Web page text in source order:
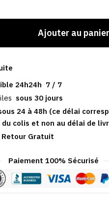
Ajouter au panier
24h24h 7 / 7
sous 30 jours
24 à 48h (ce délai
colis et non au délai de
Retour Gratuit
Paiement 100% Sécurisé